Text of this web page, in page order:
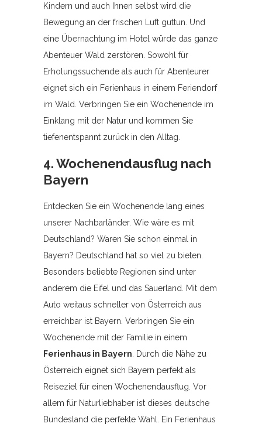
Kindern und auch Ihnen selbst wird die
Bewegung an der frischen Luft guttun. Und
eine Übernachtung im Hotel würde das ganze
Abenteuer Wald zerstören. Sowohl für
Erholungssuchende als auch für Abenteurer
eignet sich ein Ferienhaus in einem Feriendorf
im Wald. Verbringen Sie ein Wochenende im
Einklang mit der Natur und kommen Sie
tiefenentspannt zurück in den Alltag.
4. Wochenendausflug nach
Bayern
Entdecken Sie ein Wochenende lang eines
unserer Nachbarländer. Wie wäre es mit
Deutschland? Waren Sie schon einmal in
Bayern? Deutschland hat so viel zu bieten.
Besonders beliebte Regionen sind unter
anderem die Eifel und das Sauerland. Mit dem
Auto weitaus schneller von Österreich aus
erreichbar ist Bayern. Verbringen Sie ein
Wochenende mit der Familie in einem
Ferienhaus in Bayern . Durch die Nähe zu
Österreich eignet sich Bayern perfekt als
Reiseziel für einen Wochenendausflug. Vor
allem für Naturliebhaber ist dieses deutsche
Bundesland die perfekte Wahl. Ein Ferienhaus